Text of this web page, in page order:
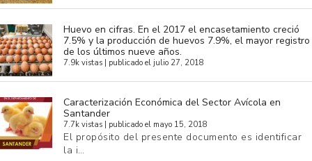
Huevo en cifras. En el 2017 el encasetamiento creció
7.5% y la producción de huevos 7.9%, el mayor registro
de los últimos nueve años.
7.9k vistas publicado el julio 27, 2018
Caracterización Económica del Sector Avícola en
Santander
7.7k vistas publicado el mayo 15, 2018
El propósito del presente documento es identificar
la i…